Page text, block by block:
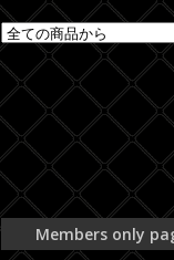
Members only